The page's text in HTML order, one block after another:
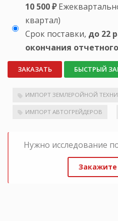
10 500 ₽
квартал)
Срок поставки, до 22
окончания
ЗАКАЗАТЬ БЫСТРЫЙ
ИМПОРТ ЗЕМЛЕРОЙНОЙ
ИМПОРТ АВТОГРЕЙДЕРОВ
Нужно исследование
Закажите